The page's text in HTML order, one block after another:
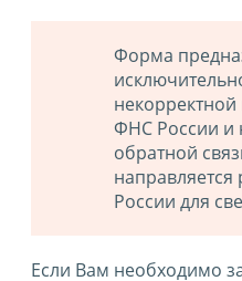
Форма
ФНС России и
обратной
России для
Если Вам необходимо